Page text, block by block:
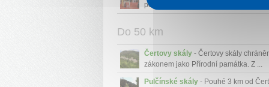
podomácké výroby pálenek ve
Do 50 km
Čertovy skály - Čertovy skály
zákonem jako Přírodní památka. Z ...
Pulčínské skály - Pouhé 3 km od